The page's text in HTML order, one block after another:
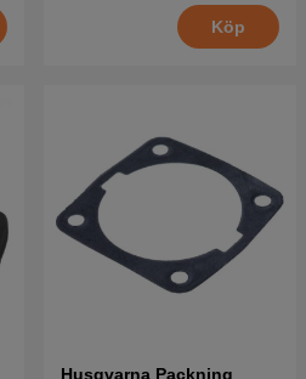
Köp
Husqvarna Packning